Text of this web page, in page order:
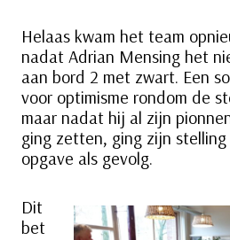
Helaas kwam het team
nadat Adrian Mensing het
aan bord 2 met zwart. Een
voor optimisme rondom de
maar nadat hij al zijn
ging zetten, ging zijn
opgave als gevolg.
Dit
bet